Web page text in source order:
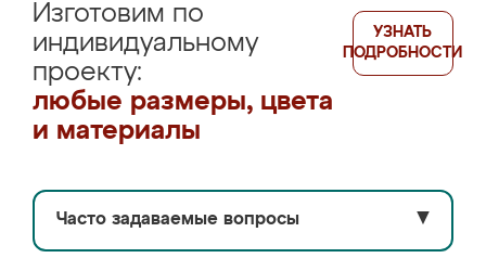
Изготовим по
индивидуальному
проекту:
любые размеры, цвета
и материалы
УЗНАТЬ
ПОДРОБНОСТИ
Часто задаваемые вопросы ▼